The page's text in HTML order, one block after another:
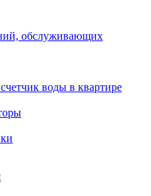
обслуживающих
воды в квартире